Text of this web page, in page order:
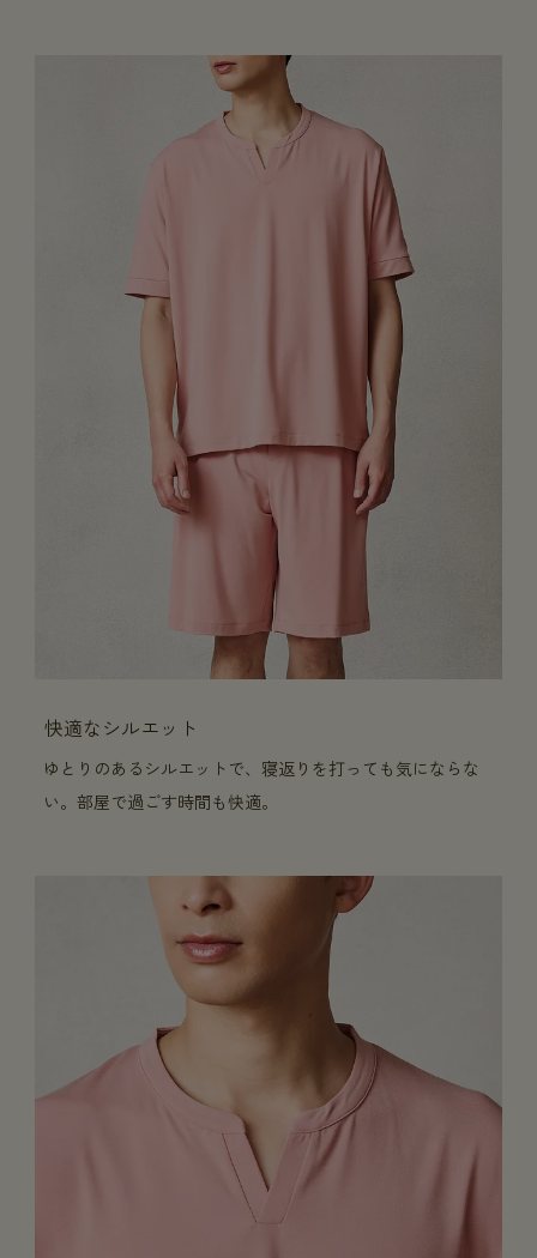
快適なシルエット
ゆとりのあるシルエットで、寝返りを打っても気にならな
い。部屋で過ごす時間も快適。